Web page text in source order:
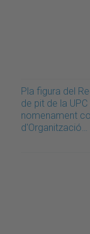
Pla figura del
de pit de la
nomenament
d'Organització…